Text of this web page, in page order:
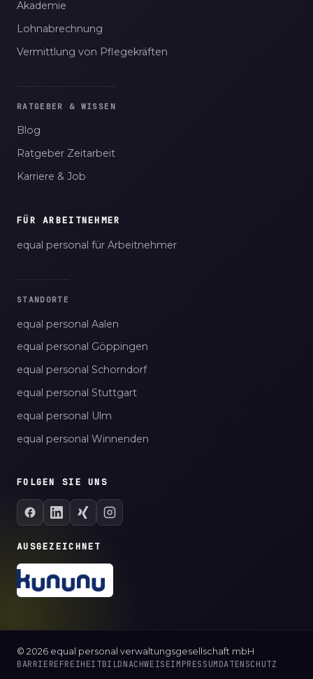
Akademie
Lohnabrechnung
Vermittlung von Pflegekräften
RATGEBER & WISSEN
Blog
Ratgeber Zeitarbeit
Karriere & Job
FÜR ARBEITNEHMER
equal personal für Arbeitnehmer
STANDORTE
equal personal Aalen
equal personal Göppingen
equal personal Schorndorf
equal personal Stuttgart
equal personal Ulm
equal personal Winnenden
FOLGEN SIE UNS
AUSGEZEICHNET
© 2026 equal personal verwaltungsgesellschaft mbH
BARRIEREFREIHEITBILDNACHWEISEIMPRESSUMDATENSCHUTZ